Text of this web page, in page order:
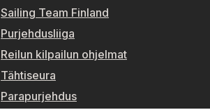
Sailing Team Finland
Purjehdusliiga
Reilun kilpailun ohjelmat
Tähtiseura
Parapurjehdus